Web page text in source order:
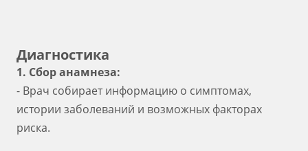
Диагностика
1. Сбор анамнеза:
- Врач собирает информацию о симптомах,
истории заболеваний и возможных факторах
риска.